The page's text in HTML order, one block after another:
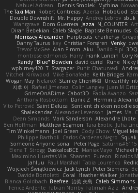
Nahuel Adreani Dennis Smolek Mythina
The Taxi Man Robert Contreras Azerta HoboGod
Double Downshift Mr. Happy Andrey Lebrov sbuk
Wahrgrave Dom Guerrera Jazza N_COUNTER
Diran Bebekian Caleb Slagle Baptiste Belmudes
Morrissey Alexander Harpbeats charliehsy
Danny Taurus kay Christian Forsgren Venky
Trevor McGee Alan Pimm Aku Danilo Pipi
montrose edmonds Harry Frank Lundin Cory
Randy "Blue" Bowden david curiel Rune Nicky
wpbirney420 T. Stargazer Punit Chaturvedi
Mitchell Kirkwood Mike Bonafede Keith Bridges
Wogan May NefaroX Stanley Chen榕樹 Unearthly
지후 이
Rafael Jimenez Colin Langley Juan M Ortiz
GrimeOnADime Cabot3D Paola Avanzo
Anthony Rosbottom Danik Z Herminia
Vito Petrović Saint Deluca Sentient chicken noodle
Shalekendar Alexander Levenson James Ma.
Dean Simonds Mark Sanderson Alexandre Lhote
Ben Hoffman Matthew Edgmon Tara Exotic Juha
Tim Winkelmann
Joel Green Cody Chow Miguel
Philippe Bartholi Carlos Cardenas Negro Squak
Someone Anyone sonal Peter Page Saturnis#6115
Elena T Strogg DaskalosBCE ManiacMayo Michael
Maximino Huertas Vila Shansen Pureon Rinalds
Jahluu
Paul Marshall Tabia Lourenco
Wojciech Świątkiewicz Jack Lynch Peter Siemens
Davide Bortoletti Coral Heather Walker
Bianca Goldbach Beefree 治英 矢島 Caleb Simmons
Fenice Ardente Fabian Norrby Fatimah Aziz